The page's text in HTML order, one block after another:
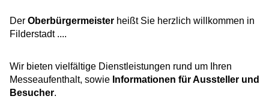
Der Oberbürgermeister heißt Sie herzlich willkommen in
Filderstadt ....
Wir bieten vielfältige Dienstleistungen rund um Ihren
Messeaufenthalt, sowie Informationen für Aussteller und
Besucher.